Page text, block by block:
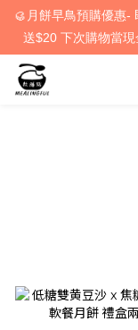
🥮月餅早鳥預購優惠-
送$20 下次購物當